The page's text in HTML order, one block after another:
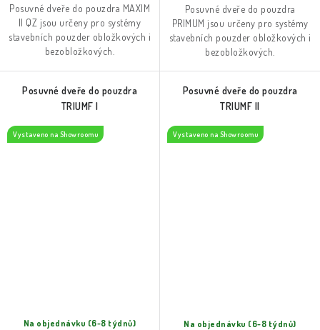
Posuvné dveře do pouzdra MAXIM
II QZ jsou určeny pro systémy
stavebních pouzder obložkových i
bezobložkových.
Posuvné dveře do pouzdra
PRIMUM jsou určeny pro systémy
stavebních pouzder obložkových i
bezobložkových.
Posuvné dveře do pouzdra
TRIUMF I
Vystaveno na Showroomu
Na objednávku (6-8 týdnů)
Posuvné dveře do pouzdra
TRIUMF II
Vystaveno na Showroomu
Na objednávku (6-8 týdnů)